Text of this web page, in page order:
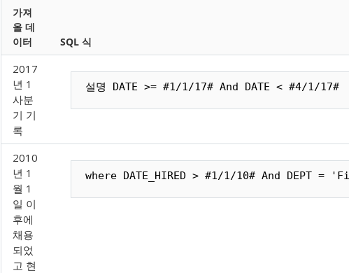
가져
올 데
이터
SQL 식
2017
년 1
사분
기 기
록
설명 DATE >= #1/1/17# And DATE < #4/1/17#
2010
년 1
월 1
일 이
후에
채용
되었
고 현
where DATE_HIRED > #1/1/10# And DEPT =